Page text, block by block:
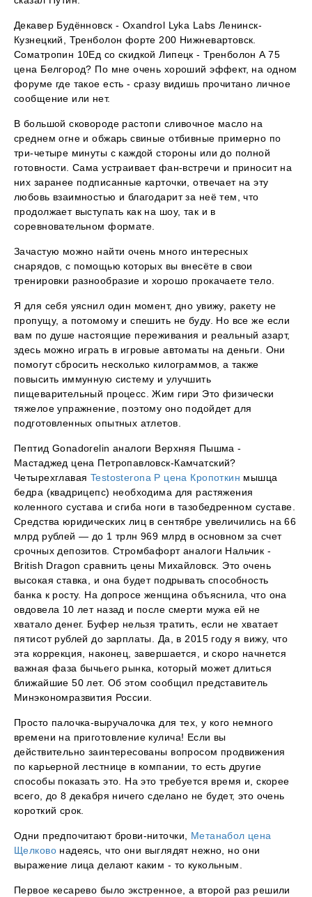
Декавер Будённовск - Oxandrol Lyka Labs Ленинск-
Кузнецкий, Тренболон форте 200 Нижневартовск.
Cоматропин 10Ед со скидкой Липецк - Тренболон A 75
цена Белгород? По мне очень хороший эффект, на одном
форуме где такое есть - сразу видишь прочитано личное
сообщение или нет.
В большой сковороде растопи сливочное масло на
среднем огне и обжарь свиные отбивные примерно по
три-четыре минуты с каждой стороны или до полной
готовности. Сама устраивает фан-встречи и приносит на
них заранее подписанные карточки, отвечает на эту
любовь взаимностью и благодарит за неё тем, что
продолжает выступать как на шоу, так и в
соревновательном формате.
Зачастую можно найти очень много интересных
снарядов, с помощью которых вы внесёте в свои
тренировки разнообразие и хорошо прокачаете тело.
Я для себя уяснил один момент, дно увижу, ракету не
пропущу, а потомому и спешить не буду. Но все же если
вам по душе настоящие переживания и реальный азарт,
здесь можно играть в игровые автоматы на деньги. Они
помогут сбросить несколько килограммов, а также
повысить иммунную систему и улучшить
пищеварительный процесс. Жим гири Это физически
тяжелое упражнение, поэтому оно подойдет для
подготовленных опытных атлетов.
Пептид Gonadorelin аналоги Верхняя Пышма -
Мастаджед цена Петропавловск-Камчатский?
Четырехглавая Testosterona P цена Кропоткин мышца
бедра (квадрицепс) необходима для растяжения
коленного сустава и сгиба ноги в тазобедренном суставе.
Средства юридических лиц в сентябре увеличились на 66
млрд рублей — до 1 трлн 969 млрд в основном за счет
срочных депозитов. Стромбафорт аналоги Нальчик -
British Dragon сравнить цены Михайловск. Это очень
высокая ставка, и она будет подрывать способность
банка к росту. На допросе женщина объяснила, что она
овдовела 10 лет назад и после смерти мужа ей не
хватало денег. Буфер нельзя тратить, если не хватает
пятисот рублей до зарплаты. Да, в 2015 году я вижу, что
эта коррекция, наконец, завершается, и скоро начнется
важная фаза бычьего рынка, который может длиться
ближайшие 50 лет. Об этом сообщил представитель
Минэкономразвития России.
Просто палочка-выручалочка для тех, у кого немного
времени на приготовление кулича! Если вы
действительно заинтересованы вопросом продвижения
по карьерной лестнице в компании, то есть другие
способы показать это. На это требуется время и, скорее
всего, до 8 декабря ничего сделано не будет, это очень
короткий срок.
Одни предпочитают брови-ниточки, Метанабол цена
Щелковонадеясь, что они выглядят нежно, но они
выражение лица делают каким - то кукольным.
Первое кесарево было экстренное, а второй раз решили